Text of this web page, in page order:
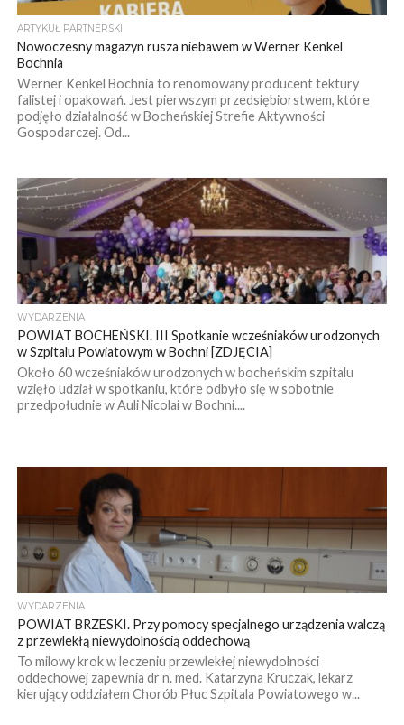
ARTYKUŁ PARTNERSKI
Nowoczesny magazyn rusza niebawem w Werner Kenkel
Bochnia
Werner Kenkel Bochnia to renomowany producent tektury
falistej i opakowań. Jest pierwszym przedsiębiorstwem, które
podjęło działalność w Bocheńskiej Strefie Aktywności
Gospodarczej. Od...
WYDARZENIA
POWIAT BOCHEŃSKI. III Spotkanie wcześniaków urodzonych
w Szpitalu Powiatowym w Bochni [ZDJĘCIA]
Około 60 wcześniaków urodzonych w bocheńskim szpitalu
wzięło udział w spotkaniu, które odbyło się w sobotnie
przedpołudnie w Auli Nicolai w Bochni....
WYDARZENIA
POWIAT BRZESKI. Przy pomocy specjalnego urządzenia walczą
z przewlekłą niewydolnością oddechową
To milowy krok w leczeniu przewlekłej niewydolności
oddechowej zapewnia dr n. med. Katarzyna Kruczak, lekarz
kierujący oddziałem Chorób Płuc Szpitala Powiatowego w...